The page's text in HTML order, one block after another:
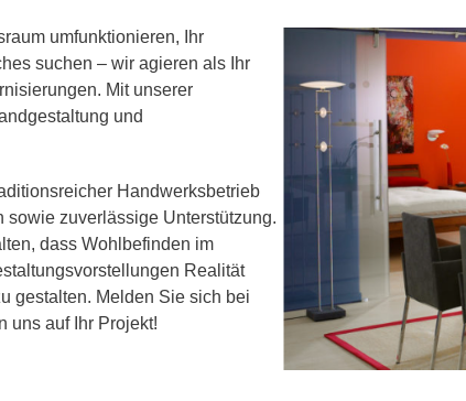
umfunktionieren, Ihr
suchen – wir agieren als Ihr
Mit unserer
und
Handwerksbetrieb
zuverlässige Unterstützung.
dass Wohlbefinden im
Realität
gestalten. Melden Sie sich bei
uns auf Ihr Projekt!